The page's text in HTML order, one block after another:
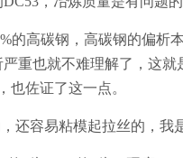
的高碳钢，高碳钢的偏析
重也就不难理解了，这
也佐证了这一点。
还容易粘模起拉丝的，我